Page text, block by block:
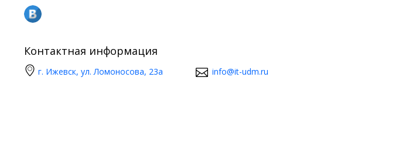
Контактная информация
г. Ижевск, ул. Ломоносова, 23а info@it-udm.ru